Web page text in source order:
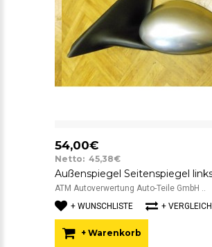
54,00€
Netto: 45,38€
ATM Autoverwertung Auto-Teile GmbH ..
+ WUNSCHLISTE
+ VERGLEICH
+ Warenkorb